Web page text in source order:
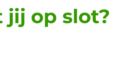
jij op slot?